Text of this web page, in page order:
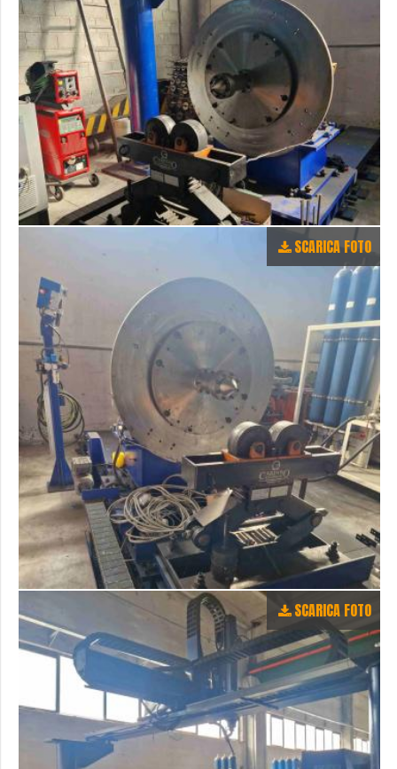
SCARICA FOTO
SCARICA FOTO